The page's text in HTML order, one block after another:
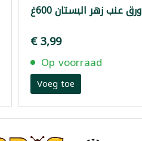
ورق عنب زهر البستان 600غ
€ 3,99
Op voorraad
Voeg toe